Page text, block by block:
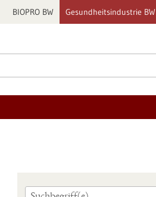
BIOPRO BW Gesundheitsindustrie BW